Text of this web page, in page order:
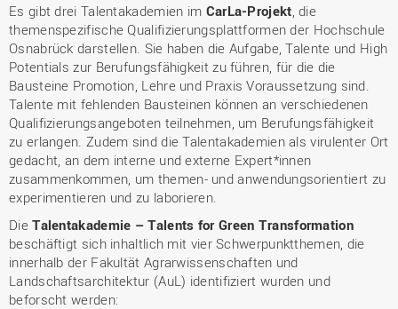
Es gibt drei Talentakademien im CarLa-Projekt , die
themenspezifische Qualifizierungsplattformen der Hochschule
Osnabrück darstellen. Sie haben die Aufgabe, Talente und High
Potentials zur Berufungsfähigkeit zu führen, für die die
Bausteine Promotion, Lehre und Praxis Voraussetzung sind.
Talente mit fehlenden Bausteinen können an verschiedenen
Qualifizierungsangeboten teilnehmen, um Berufungsfähigkeit
zu erlangen. Zudem sind die Talentakademien als virulenter Ort
gedacht, an dem interne und externe Expert*innen
zusammenkommen, um themen- und anwendungsorientiert zu
experimentieren und zu laborieren.
DieTalentakademie – Talents for Green Transformation
beschäftigt sich inhaltlich mit vier Schwerpunktthemen, die
innerhalb der Fakultät Agrarwissenschaften und
Landschaftsarchitektur (AuL) identifiziert wurden und
beforscht werden: